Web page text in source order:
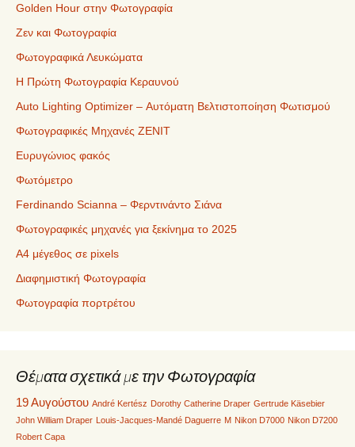
Golden Hour στην Φωτογραφία
Ζεν και Φωτογραφία
Φωτογραφικά Λευκώματα
Η Πρώτη Φωτογραφία Κεραυνού
Auto Lighting Optimizer – Αυτόματη Βελτιστοποίηση Φωτισμού
Φωτογραφικές Μηχανές ZENIT
Ευρυγώνιος φακός
Φωτόμετρο
Ferdinando Scianna – Φερντινάντο Σιάνα
Φωτογραφικές μηχανές για ξεκίνημα το 2025
Α4 μέγεθος σε pixels
Διαφημιστική Φωτογραφία
Φωτογραφία πορτρέτου
Θέματα σχετικά με την Φωτογραφία
19 Αυγούστου André Kertész Dorothy Catherine Draper Gertrude Käsebier
John William Draper Louis-Jacques-Mandé Daguerre M Nikon D7000 Nikon D7200
Robert Capa